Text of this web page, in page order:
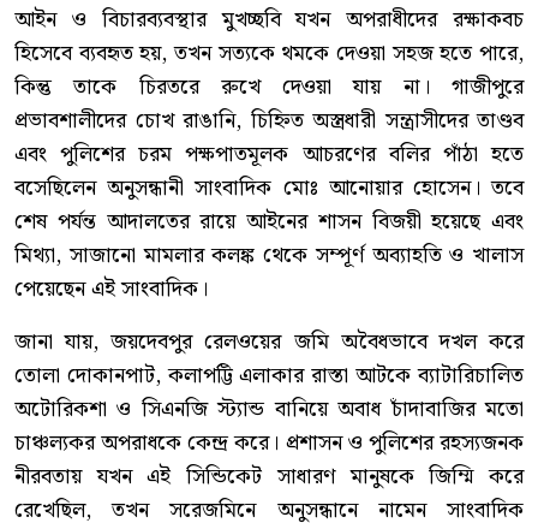
আইন ও বিচারব্যবস্থার মুখচ্ছবি যখন অপরাধীদের রক্ষাকবচ
হিসেবে ব্যবহৃত হয়, তখন সত্যকে থমকে দেওয়া সহজ হতে পারে,
কিন্তু তাকে চিরতরে রুখে দেওয়া যায় না। গাজীপুরে
প্রভাবশালীদের চোখ রাঙানি, চিহ্নিত অস্ত্রধারী সন্ত্রাসীদের তাণ্ডব
এবং পুলিশের চরম পক্ষপাতমূলক আচরণের বলির পাঁঠা হতে
বসেছিলেন অনুসন্ধানী সাংবাদিক মোঃ আনোয়ার হোসেন। তবে
শেষ পর্যন্ত আদালতের রায়ে আইনের শাসন বিজয়ী হয়েছে এবং
মিথ্যা, সাজানো মামলার কলঙ্ক থেকে সম্পূর্ণ অব্যাহতি ও খালাস
পেয়েছেন এই সাংবাদিক।
জানা যায়, জয়দেবপুর রেলওয়ের জমি অবৈধভাবে দখল করে
তোলা দোকানপাট, কলাপট্টি এলাকার রাস্তা আটকে ব্যাটারিচালিত
অটোরিকশা ও সিএনজি স্ট্যান্ড বানিয়ে অবাধ চাঁদাবাজির মতো
চাঞ্চল্যকর অপরাধকে কেন্দ্র করে। প্রশাসন ও পুলিশের রহস্যজনক
নীরবতায় যখন এই সিন্ডিকেট সাধারণ মানুষকে জিম্মি করে
রেখেছিল, তখন সরেজমিনে অনুসন্ধানে নামেন সাংবাদিক